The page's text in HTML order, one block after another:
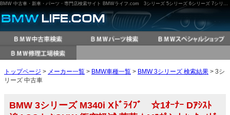
BMW 中古車・新車・パーツ・専門店検索サイト BMWライフ.com 3シリーズ 5シリーズ 6シリーズ 7シリーズ M3 M5 X3 X5 など
トップページ > メーカー一覧 > BMW車種一覧 > BMW 3シリーズ 検索結果 > 3シ
リーズ 中古車
BMW 3シリーズ M340i Xﾄﾞﾗｲﾌﾞ ☆1ｵｰﾅｰ Dｱｼｽﾄ